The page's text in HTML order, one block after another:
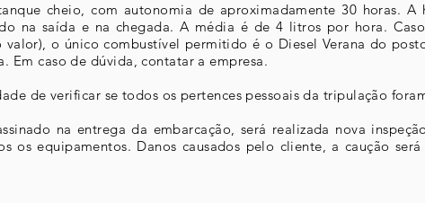
cheio, com autonomia de aproximadamente 30 horas.
na saída e na chegada. A média é de 4 litros por hora.
o único combustível permitido é o Diesel Verana do
Em caso de dúvida, contatar a empresa.
de verificar se todos os pertences pessoais da tripulação
na entrega da embarcação, será realizada nova
os equipamentos. Danos causados pelo cliente, a caução